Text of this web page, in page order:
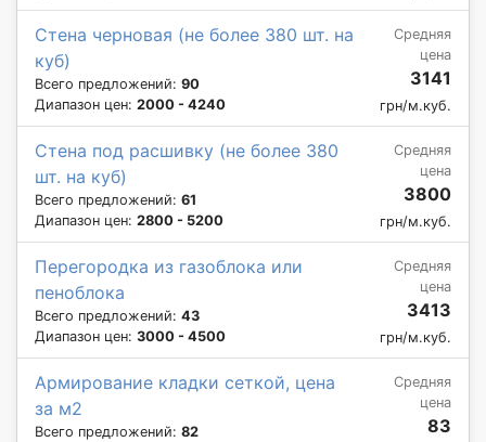
Стена черновая (не более 380 шт. на
куб)
Всего предложений: 90
Диапазон цен: 2000 - 4240
Средняя
цена
3141
грн/м.куб.
Стена под расшивку (не более 380
шт. на куб)
Всего предложений: 61
Диапазон цен: 2800 - 5200
Средняя
цена
3800
грн/м.куб.
Перегородка из газоблока или
пеноблока
Всего предложений: 43
Диапазон цен: 3000 - 4500
Средняя
цена
3413
грн/м.куб.
Армирование кладки сеткой, цена
за м2
Всего предложений: 82
Средняя
цена
83